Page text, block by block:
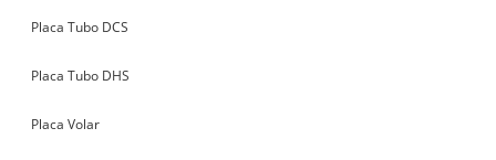
Placa Tubo DCS
Placa Tubo DHS
Placa Volar